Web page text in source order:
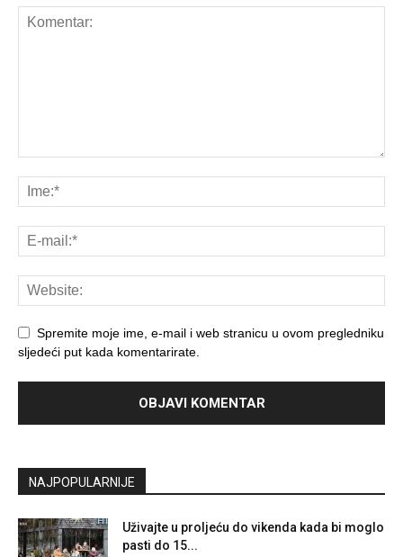
Spremite moje ime, e-mail i web stranicu u ovom pregledniku
sljedeći put kada komentarirate.
NAJPOPULARNIJE
Uživajte u proljeću do vikenda kada bi moglo
pasti do 15...